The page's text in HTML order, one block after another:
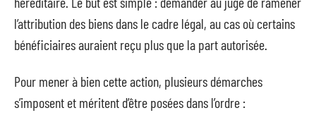
l’attribution des biens dans le cadre légal, au cas où certains
bénéficiaires auraient reçu plus que la part autorisée.
Pour mener à bien cette action, plusieurs démarches
s’imposent et méritent d’être posées dans l’ordre :